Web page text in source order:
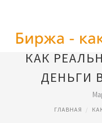
КАК
ДЕНЬГИ
ГЛАВНАЯ